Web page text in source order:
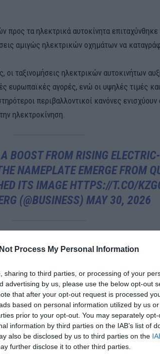
Process My Personal Information
sharing to third parties, or processing of your
advertising by us, please use the below opt-out
that after your opt-out request is processed
based on personal information utilized by us
prior to your opt-out. You may separately
information by third parties on the IAB’s list of
also be disclosed by us to third parties on the
further disclose it to other third parties.
τα ηλεκτρικά αυτοκίνητα επιταχύνθηκε
αμιγώς ηλεκτρικών οχημάτων να
οι ταξινομήσεις ηλεκτρικών αυτοκινήτων
ευρωπαϊκές αγορές, ενώ οι υψηλές τιμές
περιβαλλοντικοί κανόνες
ηλεκτροκίνηση.
BOOST FROM RISING
NAMEPLATE EMERGE FROM
ITS IMAGEHTTPS://T.CO/
(@BUSINESS) MAY 30, 2026
στο επίκεντρο αυτής της αλλαγής. Στη
40%, επιβεβαιώνοντας ότι οι δύο
πλέον βασικό μοχλό ανάπτυξης για τα
2025: 1M+ VEHICLES SOLD
IN UK, SPAIN, BELUX & AUSTRIA.